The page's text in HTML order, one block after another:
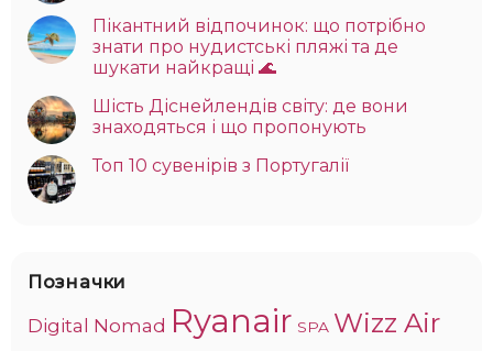
Пікантний відпочинок: що потрібно
знати про нудистські пляжі та де
шукати найкращі 🌊
Шість Діснейлендів світу: де вони
знаходяться і що пропонують
Топ 10 сувенірів з Португалії
Позначки
Digital Nomad Ryanair SPA Wizz Air